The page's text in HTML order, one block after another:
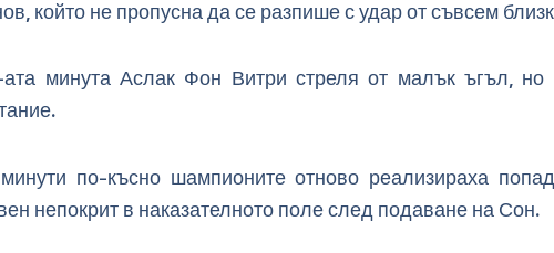
който не пропусна да се разпише с удар от съвсем
ата минута Аслак Фон Витри стреля от малък ъгъл,
по-късно шампионите отново реализираха
непокрит в наказателното поле след подаване на Сон.